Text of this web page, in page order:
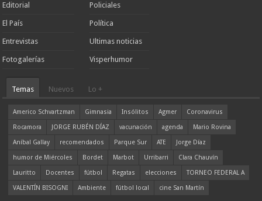
Editorial
El País
Entrevistas
Fotogalerías
Policiales
Política
Ultimas noticias
Visperhumor
Temas Nuevos Lo +
Americo Schvartzman Gimnasia Insólitos Agmer
Coronavirus
Rocamora
JORGE RUBÉN DÍAZ vacunación agenda
Mario Rovina
Aníbal Gallay
recomendados Parque Sur ATE
Jorge Díaz
humor de Miércoles
Bordet Marbot Urribarri
Clara Chauvín
Lauritto
Docentes fútbol Regatas elecciones
TORNEO FEDERAL A
VALENTÍN BISOGNI
Ambiente fútbol local cine San Martín